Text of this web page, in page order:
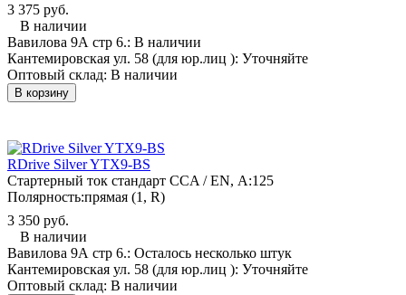
3 375 руб.
В наличии
Вавилова 9А стр 6.: В наличии
Кантемировская ул. 58 (для юр.лиц ): Уточняйте
Оптовый склад: В наличии
В корзину
RDrive Silver YTX9-BS
Стартерный ток стандарт CCA / EN, А:125
Полярность:прямая (1, R)
3 350 руб.
В наличии
Вавилова 9А стр 6.: Осталось несколько штук
Кантемировская ул. 58 (для юр.лиц ): Уточняйте
Оптовый склад: В наличии